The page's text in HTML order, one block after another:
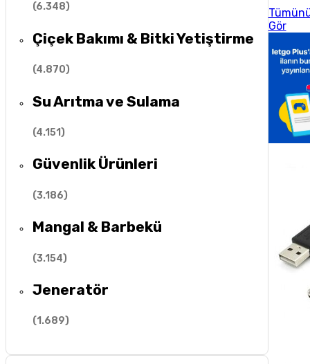
(6.348)
Çiçek Bakımı & Bitki Yetiştirme
(4.870)
Su Arıtma ve Sulama
(4.151)
Güvenlik Ürünleri
(3.186)
Mangal & Barbekü
(3.154)
Jeneratör
(1.689)
Gör